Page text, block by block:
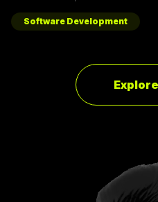
Array ด้วยภาษา Javascript กัน
โดยปกติแล้วการ copy ค่าจาก
ได้ดังนี้
Software Development